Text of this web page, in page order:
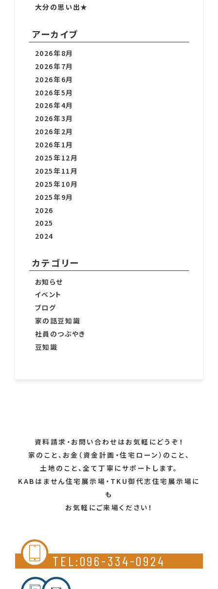
大分の思い出★
アーカイブ
2026年8月
2026年7月
2026年6月
2026年5月
2026年4月
2026年3月
2026年2月
2026年1月
2025年12月
2025年11月
2025年10月
2025年9月
2026
2025
2024
カテゴリー
お知らせ
イベント
ブログ
家の話豆知識
社員のつぶやき
豆知識
資料請求・お問い合わせはお気軽にどうぞ！
家のこと、お金（資金計画・住宅ローン）のこと、
土地のこと、全て丁寧にサポートします。
KABはません住宅展示場・TKU御代志住宅展示場に
も
お気軽にご来場ください！
TEL:096-334-0924